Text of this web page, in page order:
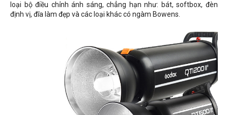
loại bộ điều chỉnh ánh sáng, chẳng hạn như: bát, softbox, đèn
định vị, đĩa làm đẹp và các loại khác có ngàm Bowens.